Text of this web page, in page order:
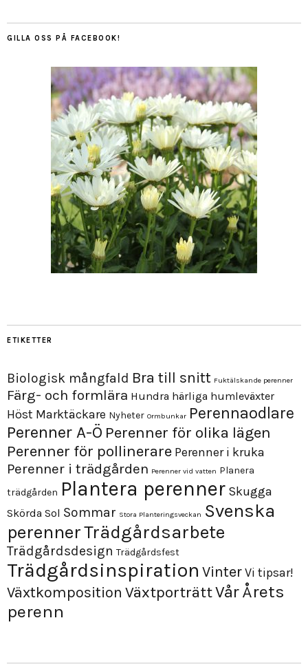
GILLA OSS PÅ FACEBOOK!
ETIKETTER
Biologisk mångfald Bra till snitt Fuktälskande perenner
Färg- och formlära Hundra härliga humleväxter
Höst Marktäckare Nyheter Ormbunkar Perennaodlare
Perenner A-Ö Perenner för olika lägen
Perenner för pollinerare Perenner i kruka
Perenner i trädgården Perenner vid vatten Planera
trädgården Plantera perenner Skugga
Skörda Sol Sommar Stora Planteringsveckan Svenska
perennerTrädgårdsarbete
Trädgårdsdesign Trädgårdsfest
Trädgårdsinspiration VinterVi tipsar!
Växtkomposition VäxtporträttVårÅrets
perenn